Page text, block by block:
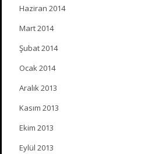
Haziran 2014
Mart 2014
Şubat 2014
Ocak 2014
Aralık 2013
Kasım 2013
Ekim 2013
Eylül 2013